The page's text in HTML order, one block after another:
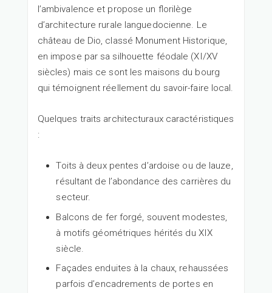
l’ambivalence et propose un florilège
d’architecture rurale languedocienne. Le
château de Dio, classé Monument Historique,
en impose par sa silhouette féodale (XI/XV
siècles) mais ce sont les maisons du bourg
qui témoignent réellement du savoir-faire local.
Quelques traits architecturaux caractéristiques
:
Toits à deux pentes d’ardoise ou de lauze,
résultant de l’abondance des carrières du
secteur.
Balcons de fer forgé, souvent modestes,
à motifs géométriques hérités du XIX
siècle.
Façades enduites à la chaux, rehaussées
parfois d’encadrements de portes en